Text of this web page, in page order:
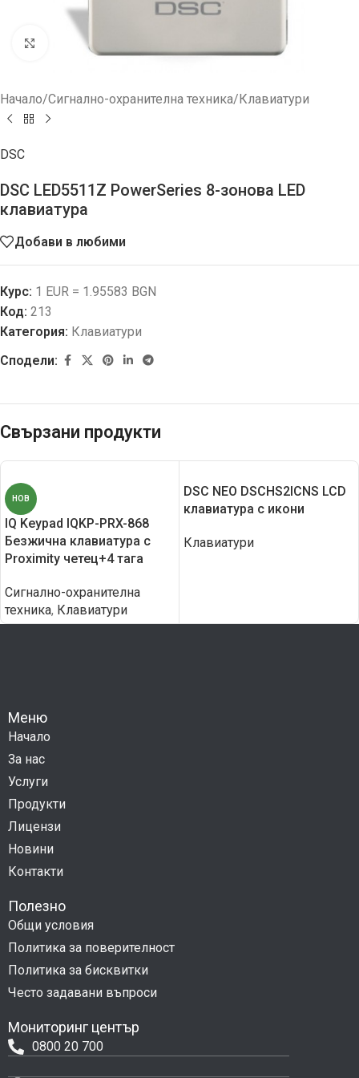
Увеличи
Начало/Сигнално-охранителна техника/Клавиатури
DSC
DSC LED5511Z PowerSeries 8-зонова LЕD
клавиатура
Добави в любими
Курс: 1 EUR = 1.95583 BGN
Код: 213
Категория: Клавиатури
Сподели:
Свързани продукти
НОВ
IQ Keypad IQKP-PRX-868
Безжична клавиатура с
Proximity четец+4 тага
Сигнално-охранителна
техника, Клавиатури
DSC NEO DSCHS2ICNS LCD
клавиатура с икони
Клавиатури
Меню
Начало
За нас
Услуги
Продукти
Лицензи
Новини
Контакти
Полезно
Общи условия
Политика за поверителност
Политика за бисквитки
Често задавани въпроси
Мониторинг център
0800 20 700